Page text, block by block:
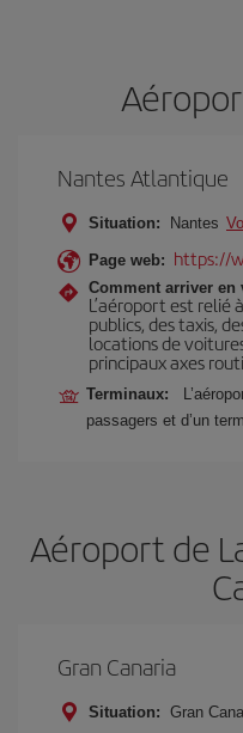
Nantes Atlantique
Situation: Nantes
Page web: https://
Comment arriver en
L’aéroport est relié
publics, des taxis,
locations de
principaux axes
Terminaux:
passagers et d’un
Aéroport de
Gran Canaria
Situation: Gran